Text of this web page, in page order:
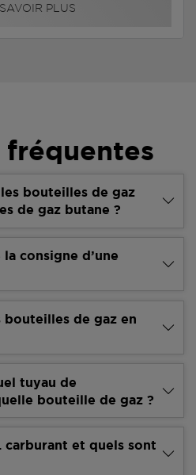
PLUS
fréquentes
bouteilles de gaz
de gaz butane ?
consigne d’une
bouteilles de gaz en
tuyau de
bouteille de gaz ?
carburant et quels sont